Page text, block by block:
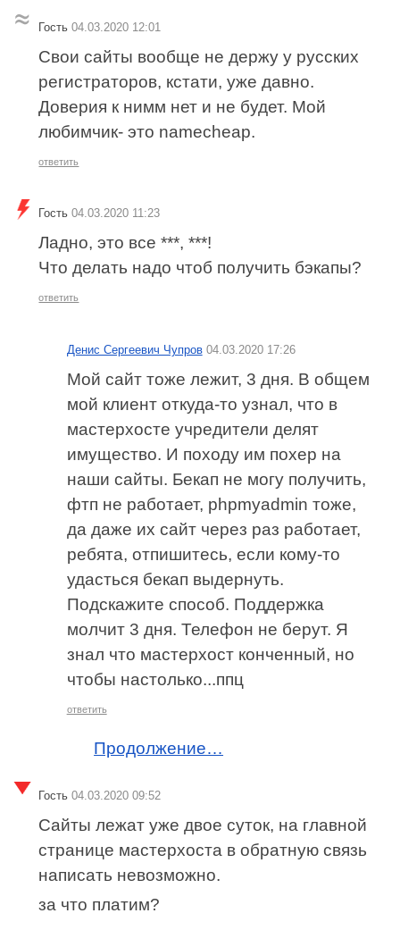
Гость 04.03.2020 12:01
Свои сайты вообще не держу у русских
регистраторов, кстати, уже давно.
Доверия к нимм нет и не будет. Мой
любимчик- это namecheap.
ответить
Гость 04.03.2020 11:23
Ладно, это все ***, ***!
Что делать надо чтоб получить бэкапы?
ответить
Денис Сергеевич Чупров 04.03.2020 17:26
Мой сайт тоже лежит, 3 дня. В общем
мой клиент откуда-то узнал, что в
мастерхосте учредители делят
имущество. И походу им похер на
наши сайты. Бекап не могу получить,
фтп не работает, phpmyadmin тоже,
да даже их сайт через раз работает,
ребята, отпишитесь, если кому-то
удасться бекап выдернуть.
Подскажите способ. Поддержка
молчит 3 дня. Телефон не берут. Я
знал что мастерхост конченный, но
чтобы настолько...ппц
ответить
Продолжение…
Гость 04.03.2020 09:52
Сайты лежат уже двое суток, на главной
странице мастерхоста в обратную связь
написать невозможно.
за что платим?